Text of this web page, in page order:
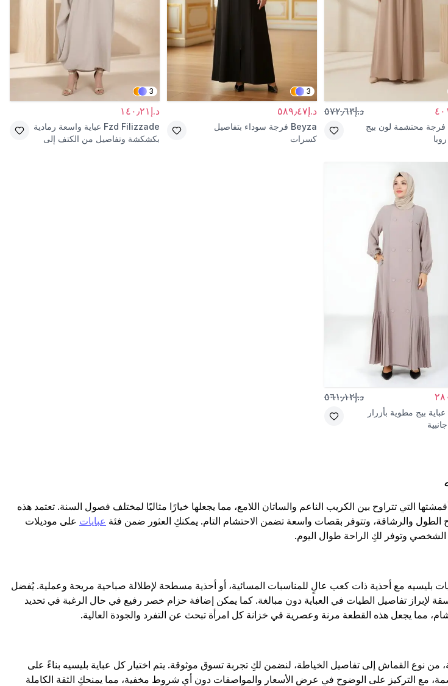
د.إ٥٧٢٫٦٣
فرجة محتشمة لون بيج
3
د.إ٥٨٩٫٤٧
Beyza فرجة سوداء بتفاصيل
كسرات
3
د.إ١٤٠٫٢١
Fzd Filizzade عباية واسعة رمادية
بكشكشة وتفاصيل من الكتف إلى
د.إ٥٦١٫١٢
عباية بيج مطوية بأزرار
التي تتراوح بين الكريب الناعم والساتان اللامع، مما يجعلها خيارًا مثاليًا لمختلف فصول السنة. تعتمد هذه
الطول والرشاقة، وتتوفر بقصات واسعة تضمن الاحتشام التام. يمكنكِ العثور ضمن فئة عبايات على موديلات
وتوفر لكِ الراحة طوال اليوم.
بليسيه مع أحذية ذات كعب عالٍ للمناسبات المسائية، أو أحذية مسطحة لإطلالة صباحية مريحة وعملية. يُفضل
لإبراز تفاصيل الطيات في العباية دون مبالغة. كما يمكن إضافة حزام خصر رفيع في حال الرغبة في تحديد
مما يجعل هذه القطعة مرنة وعصرية في خزانة كل امرأة تبحث عن التفرد والجودة العالية.
نوع القماش إلى تفاصيل الخياطة، لنضمن لكِ تجربة تسوق موثوقة. يتم اختيار كل عباية بليسيه بناءً على
مع التركيز على الوضوح في عرض الأسعار والمواصفات دون أي شروط مخفية، مما يمنحكِ الثقة الكاملة